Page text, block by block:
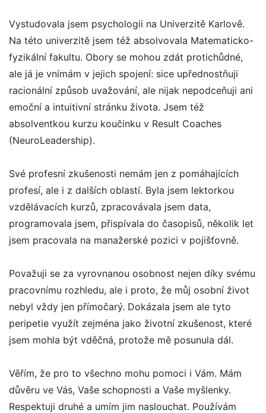
Vystudovala jsem psychologii na Univerzitě Karlově.
Na této univerzitě jsem též absolvovala Matematicko-
fyzikální fakultu. Obory se mohou zdát protichůdné,
ale já je vnímám v jejich spojení: sice upřednostňuji
racionální způsob uvažování, ale nijak nepodceňuji ani
emoční a intuitivní stránku života. Jsem též
absolventkou kurzu koučinku v Result Coaches
(NeuroLeadership).
Své profesní zkušenosti nemám jen z pomáhajících
profesí, ale i z dalších oblastí. Byla jsem lektorkou
vzdělávacích kurzů, zpracovávala jsem data,
programovala jsem, přispívala do časopisů, několik let
jsem pracovala na manažerské pozici v pojišťovně.
Považuji se za vyrovnanou osobnost nejen díky svému
pracovnímu rozhledu, ale i proto, že můj osobní život
nebyl vždy jen přímočarý. Dokázala jsem ale tyto
peripetie využít zejména jako životní zkušenost, které
jsem mohla být vděčná, protože mě posunula dál.
Věřím, že pro to všechno mohu pomoci i Vám. Mám
důvěru ve Vás, Vaše schopnosti a Vaše myšlenky.
Respektuji druhé a umím jim naslouchat. Používám